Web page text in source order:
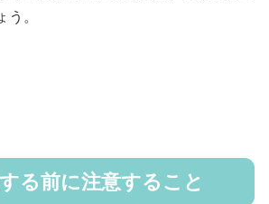
。
る前に注意すること